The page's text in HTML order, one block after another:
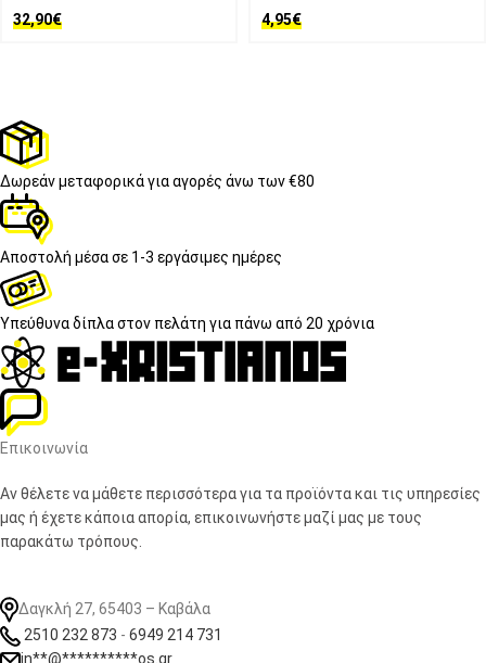
32,90€ 4,95€
Δωρεάν μεταφορικάγια αγορές άνω των €80
Αποστολή μέσα σε 1-3 εργάσιμες ημέρες
Υπεύθυνα δίπλα στον πελάτη για πάνω από 20 χρόνια
Επικοινωνία
Αν θέλετε να μάθετε περισσότερα για τα προϊόντα και τις υπηρεσίες
μας ή έχετε κάποια απορία, επικοινωνήστε μαζί μας με τους
παρακάτω τρόπους.
Δαγκλή 27, 65403 – Καβάλα
2510 232 873 - 6949 214 731
in**@**********os.gr